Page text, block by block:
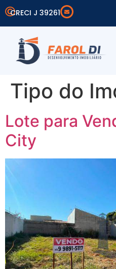
CRECI J 39261
Tipo do
Lote para
City